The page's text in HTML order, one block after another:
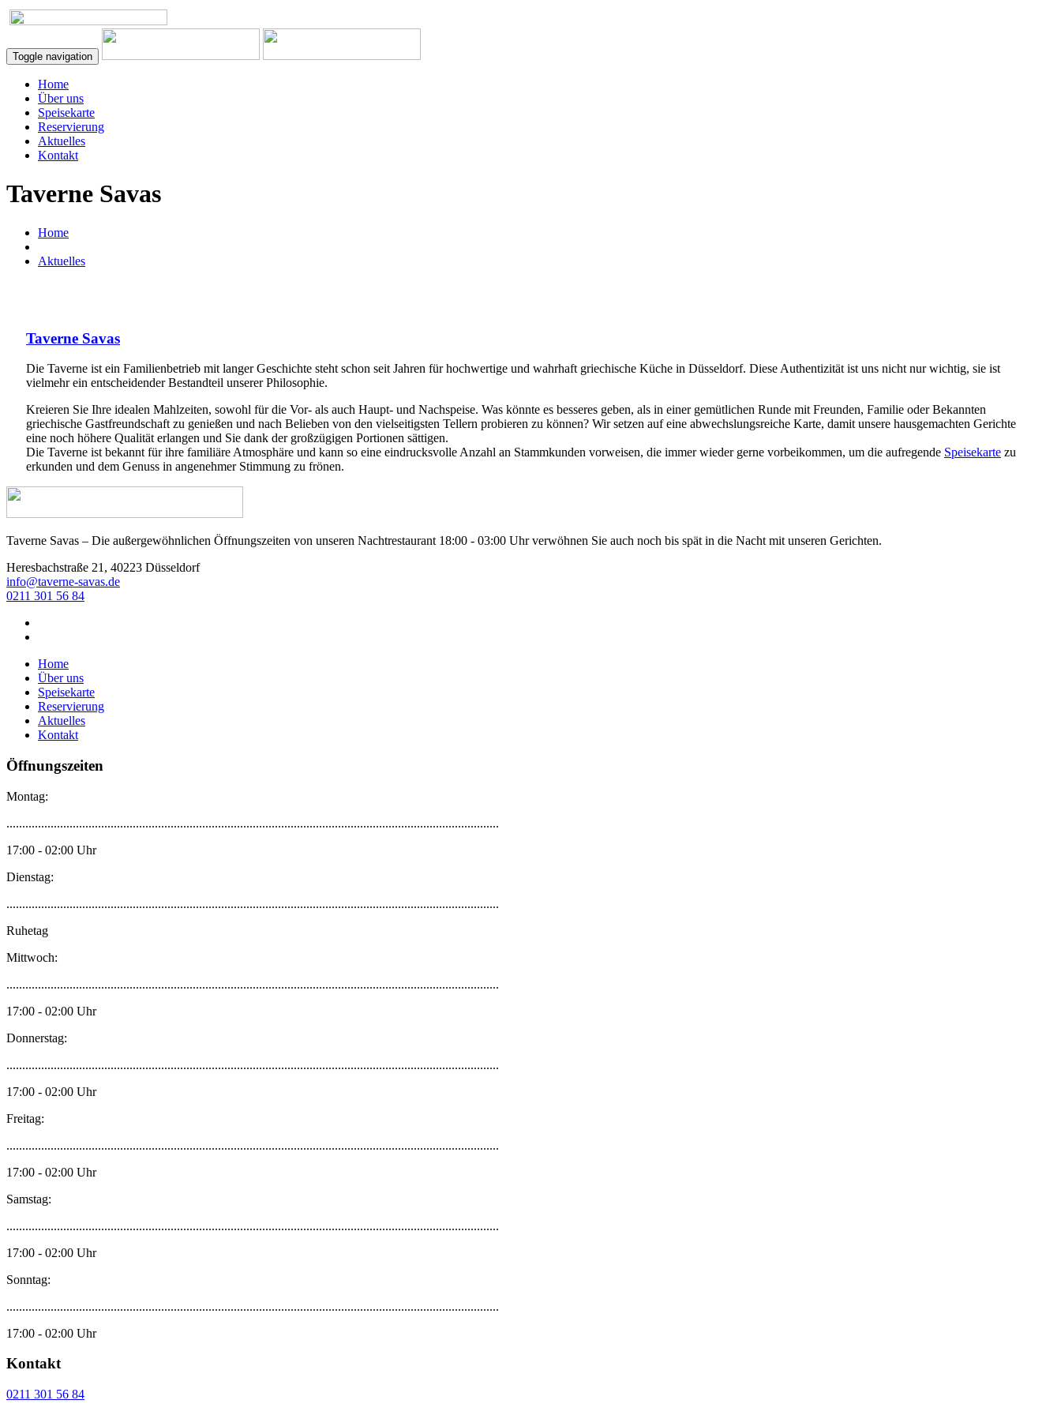
Toggle navigation
Home
Über uns
Speisekarte
Reservierung
Aktuelles
Kontakt
Taverne Savas
Home
Aktuelles
Taverne Savas
Die Taverne ist ein Familienbetrieb mit langer Geschichte steht schon seit Jahren für hochwertige und wahrhaft griechische Küche in Düsseldorf. Diese Authentizität ist uns nicht nur wichtig, sie ist
vielmehr ein entscheidender Bestandteil unserer Philosophie.
Kreieren Sie Ihre idealen Mahlzeiten, sowohl für die Vor- als auch Haupt- und Nachspeise. Was könnte es besseres geben, als in einer gemütlichen Runde mit Freunden, Familie oder Bekannten
griechische Gastfreundschaft zu genießen und nach Belieben von den vielseitigsten Tellern probieren zu können? Wir setzen auf eine abwechslungsreiche Karte, damit unsere hausgemachten Gerichte
eine noch höhere Qualität erlangen und Sie dank der großzügigen Portionen sättigen.
Die Taverne ist bekannt für ihre familiäre Atmosphäre und kann so eine eindrucksvolle Anzahl an Stammkunden vorweisen, die immer wieder gerne vorbeikommen, um die aufregende Speisekarte zu
erkunden und dem Genuss in angenehmer Stimmung zu frönen.
Taverne Savas – Die außergewöhnlichen Öffnungszeiten von unseren Nachtrestaurant 18:00 - 03:00 Uhr verwöhnen Sie auch noch bis spät in die Nacht mit unseren Gerichten.
Heresbachstraße 21, 40223 Düsseldorf
info@taverne-savas.de
0211 301 56 84
Home
Über uns
Speisekarte
Reservierung
Aktuelles
Kontakt
Öffnungszeiten
Montag:
............................................................................................................................................................
17:00 - 02:00 Uhr
Dienstag:
............................................................................................................................................................
Ruhetag
Mittwoch:
............................................................................................................................................................
17:00 - 02:00 Uhr
Donnerstag:
............................................................................................................................................................
17:00 - 02:00 Uhr
Freitag:
............................................................................................................................................................
17:00 - 02:00 Uhr
Samstag:
............................................................................................................................................................
17:00 - 02:00 Uhr
Sonntag:
............................................................................................................................................................
17:00 - 02:00 Uhr
Kontakt
0211 301 56 84